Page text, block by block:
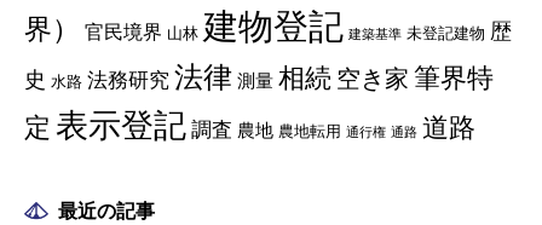
界）
官民境界 山林 建物登記 建築基準 未登記建物 歴
史 水路 法務研究法律 測量 相続空き家筆界特
定 表示登記調査 農地 農地転用 通行権 通路 道路
最近の記事